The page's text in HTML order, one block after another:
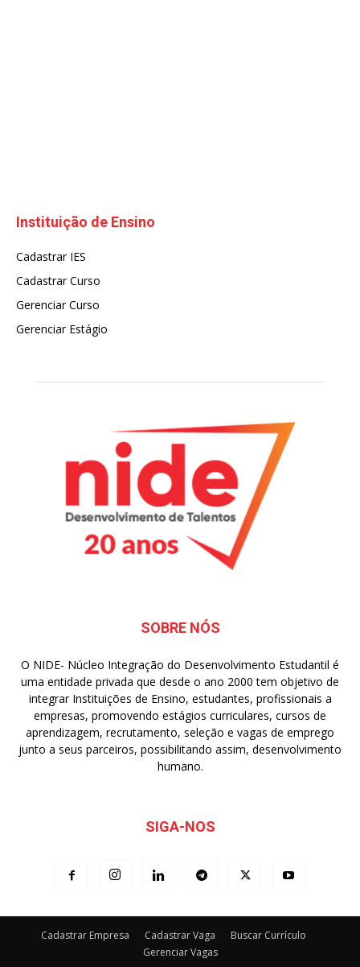
Instituição de Ensino
Cadastrar IES
Cadastrar Curso
Gerenciar Curso
Gerenciar Estágio
SOBRE NÓS
O NIDE- Núcleo Integração do Desenvolvimento Estudantil é
uma entidade privada que desde o ano 2000 tem objetivo de
integrar Instituições de Ensino, estudantes, profissionais a
empresas, promovendo estágios curriculares, cursos de
aprendizagem, recrutamento, seleção e vagas de emprego
junto a seus parceiros, possibilitando assim, desenvolvimento
humano.
SIGA-NOS
Cadastrar Empresa Cadastrar Vaga
Buscar Currículo
Gerenciar Vagas